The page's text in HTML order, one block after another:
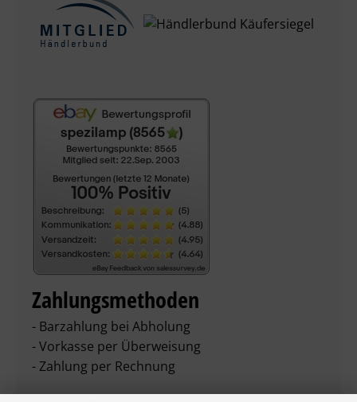
Zahlungsmethoden
- Barzahlung bei Abholung
- Vorkasse per Überweisung
- Zahlung per Rechnung